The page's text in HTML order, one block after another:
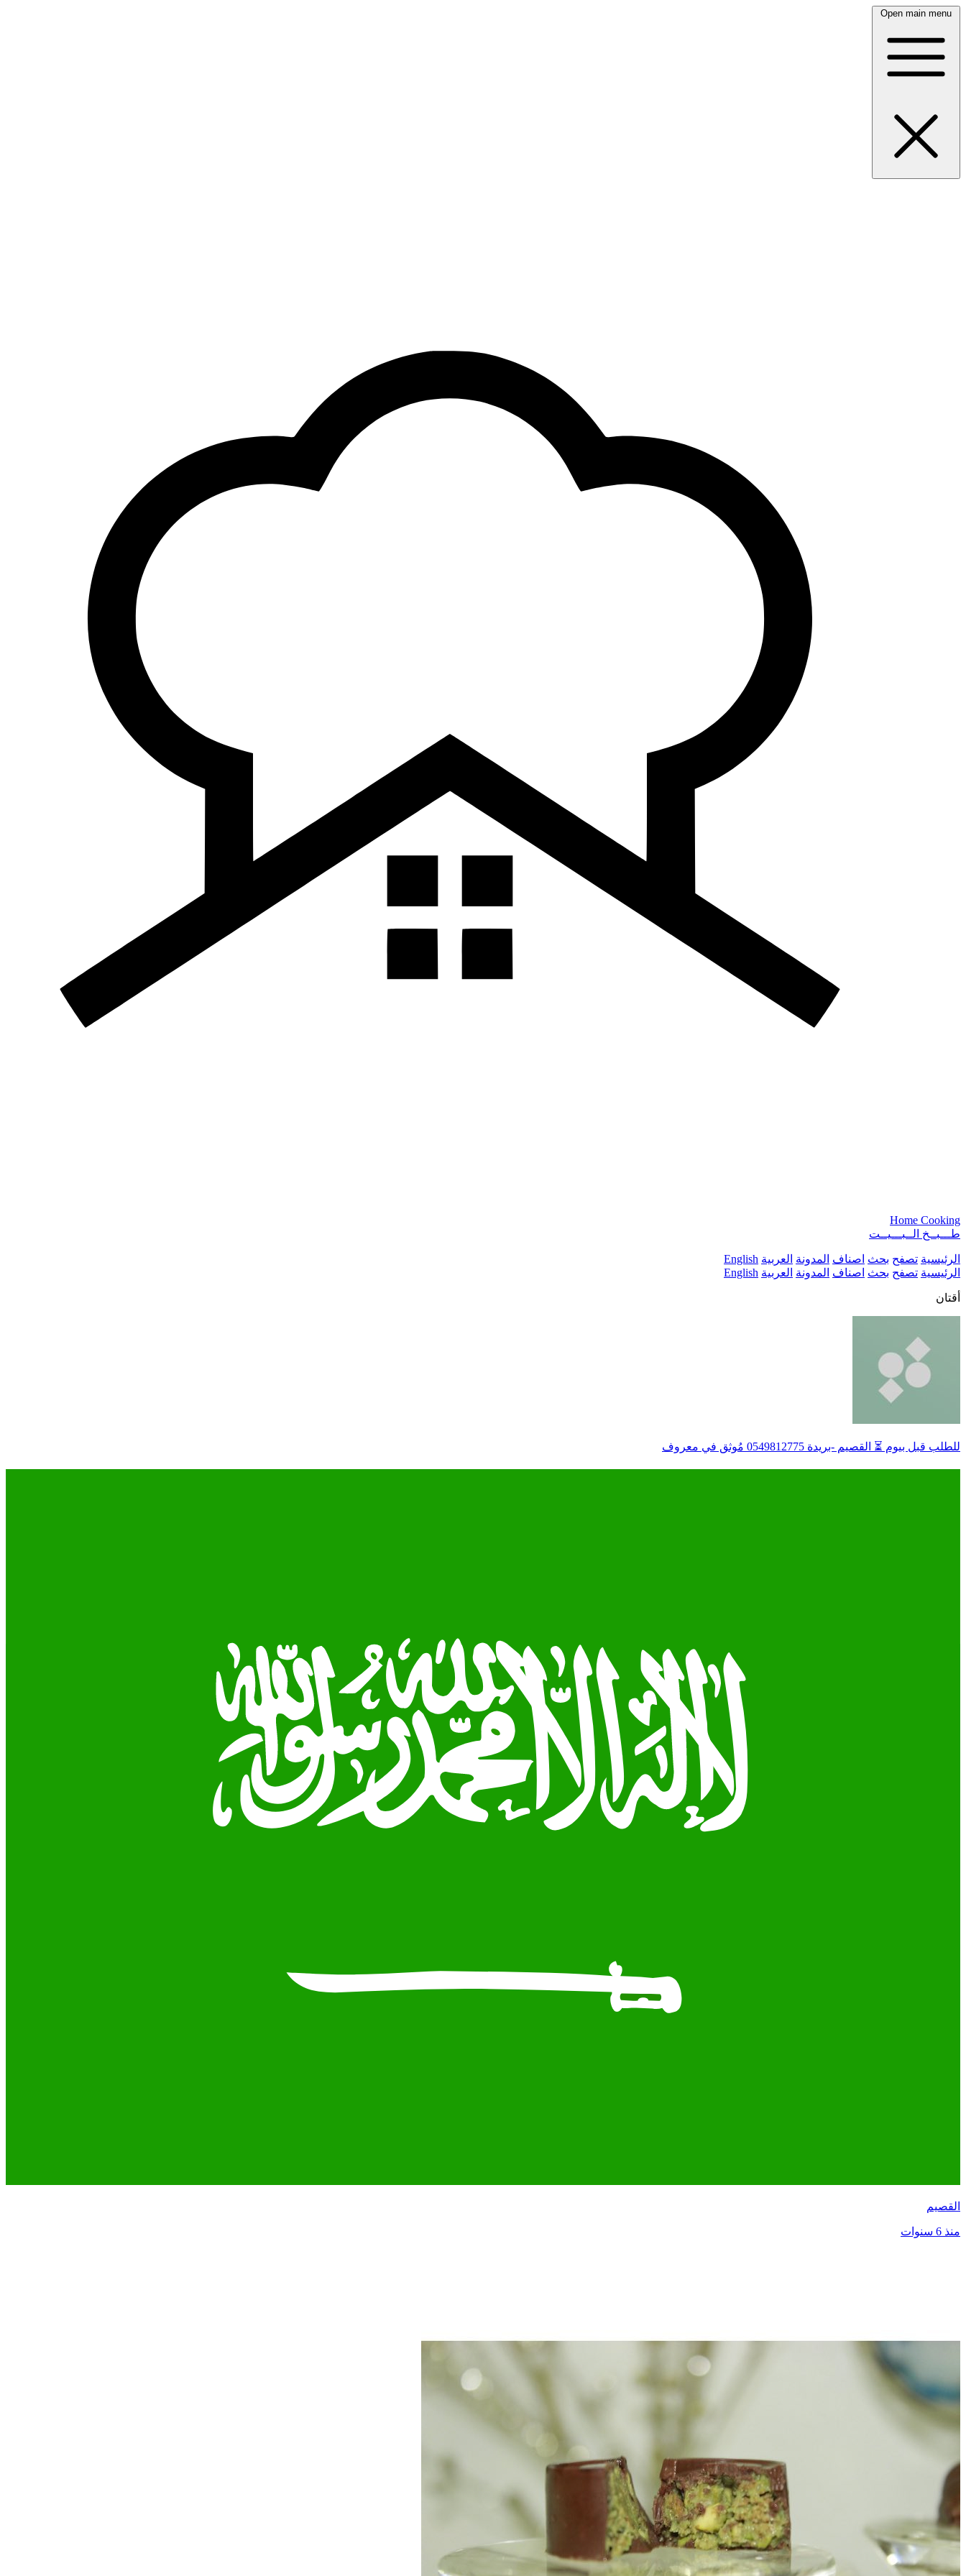
Open main menu
Home Cooking
طـــبــخ الــبـــيــت
الرئيسية تصفح بحث اصناف المدونة العربية English
الرئيسية تصفح بحث اصناف المدونة العربية English
أقتان
للطلب قبل بيوم ⏳ القصيم -بريدة ‏‎0549812775 مُوثق في معروف
القصيم
منذ 6 سنوات